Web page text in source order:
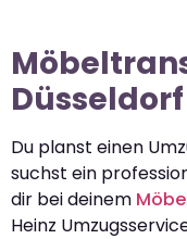
Du planst einen
suchst ein
dir bei deinem
Heinz